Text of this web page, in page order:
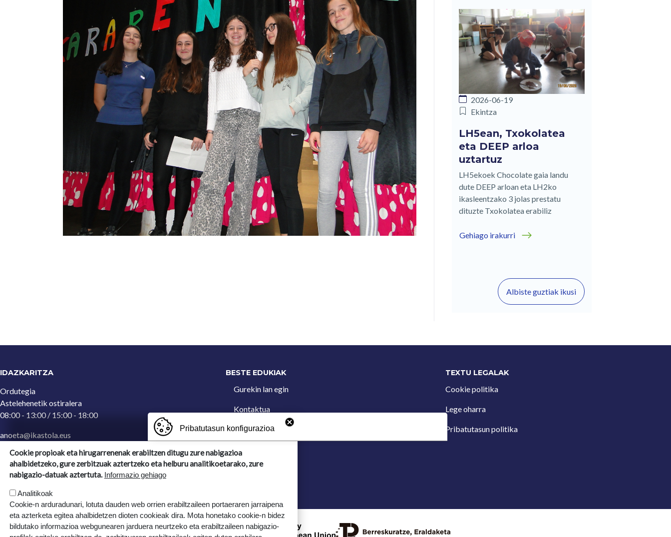
2026-06-19
Ekintza
LH5ean, Txokolatea
eta DEEP arloa
uztartuz
LH5ekoek Chocolate gaia landu
dute DEEP arloan eta LH2ko
ikasleentzako 3 jolas prestatu
dituzte Txokolatea erabiliz
Gehiago irakurri
Albiste guztiak ikusi
IDAZKARITZA
Ordutegia
Astelehenetik ostiralera
08:00 - 13:00 / 15:00 - 18:00
anoeta@ikastola.eus
Ergoien, 5
20270, Anoeta, Gipuzkoa
BESTE EDUKIAK
Gurekin lan egin
Kontaktua
Iradokizun postontzia
TEXTU LEGALAK
Cookie politika
Lege oharra
Pribatutasun politika
Pribatutasun konfigurazioa
Cookie propioak eta hirugarrenenak erabiltzen ditugu zure nabigazioa
ahalbidetzeko, gure zerbitzuak aztertzeko eta helburu analitikoetarako, zure
nabigazio-datuak aztertuta. Informazio gehiago
Analitikoak
Cookie-n arduradunari, lotuta dauden web orrien erabiltzaileen portaeraren jarraipena
eta azterketa egitea ahalbidetzen dioten cookieak dira. Mota honetako cookie-n bidez
bildutako informazioa webgunearen jarduera neurtzeko eta erabiltzaileen nabigazio-